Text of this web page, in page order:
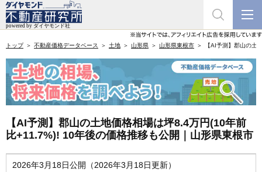
トップ 不動産価格データベース 土地 山形県 山形県東根市 【AI予測】郡山の
【AI予測】郡山の土地価格相場は坪8.4万円(10年前
比+11.7%)! 10年後の価格推移も公開｜山形県東根市
2026年3月18日公開（2026年3月18日更新）